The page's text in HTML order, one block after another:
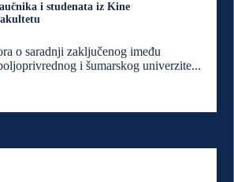
i studenata iz Kine
o saradnji zaključenog imeđu
i šumarskog univerzite...